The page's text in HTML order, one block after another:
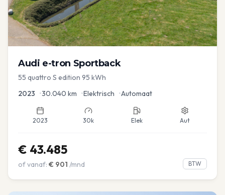
Audi e-tron Sportback
55 quattro S edition 95 kWh
2023 •30.040 km •Elektrisch •Automaat
2023 30k Elek Aut
€ 43.485
of vanaf: € 901 /mnd BTW